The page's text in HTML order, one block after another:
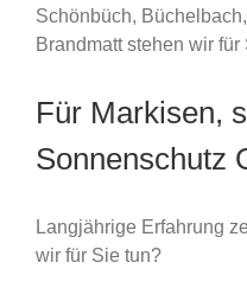
Schönbüch,
Brandmatt stehen wir für
Für Markisen,
Sonnenschutz
Langjährige Erfahrung
wir für Sie tun?